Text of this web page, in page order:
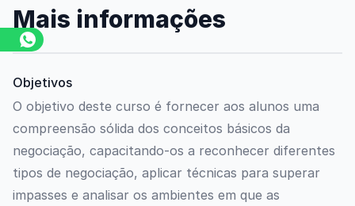
Mais informações
Objetivos
O objetivo deste curso é fornecer aos alunos uma
compreensão sólida dos conceitos básicos da
negociação, capacitando-os a reconhecer diferentes
tipos de negociação, aplicar técnicas para superar
impasses e analisar os ambientes em que as